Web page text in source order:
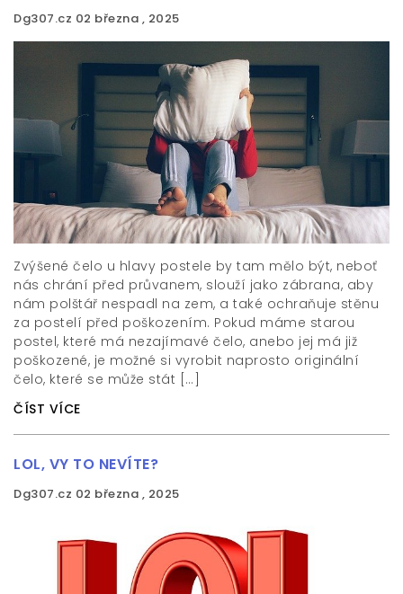
Dg307.cz 02 března , 2025
Zvýšené čelo u hlavy postele by tam mělo být, neboť
nás chrání před průvanem, slouží jako zábrana, aby
nám polštář nespadl na zem, a také ochraňuje stěnu
za postelí před poškozením. Pokud máme starou
postel, které má nezajímavé čelo, anebo jej má již
poškozené, je možné si vyrobit naprosto originální
čelo, které se může stát […]
ČÍST VÍCE
LOL, VY TO NEVÍTE?
Dg307.cz 02 března , 2025